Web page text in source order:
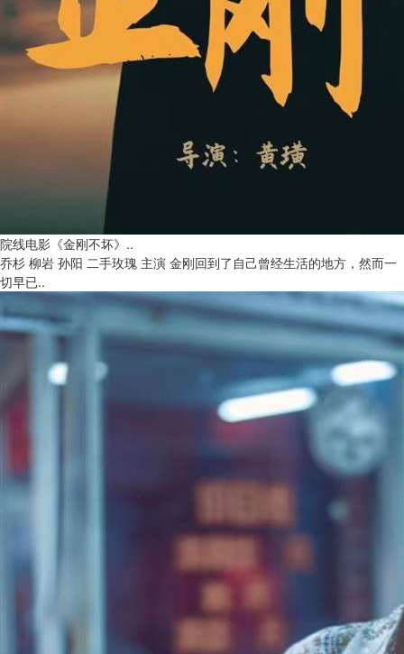
院线电影《金刚不坏》..
乔杉 柳岩 孙阳 二手玫瑰 主演 金刚回到了自己曾经生活的地方，然而一
切早已..